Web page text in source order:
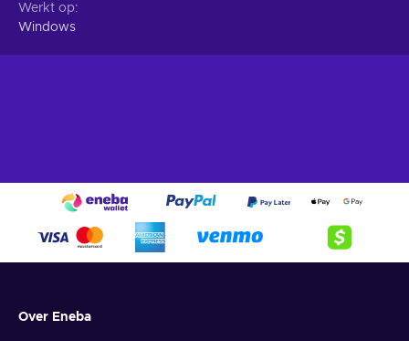
Werkt op
Windows
Over Eneba